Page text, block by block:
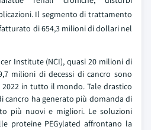
Il segmento di trattamento
di 654,3 milioni di dollari nel
Institute (NCI), quasi 20 milioni di
milioni di decessi di cancro sono
in tutto il mondo. Tale drastico
cancro ha generato più domanda di
più nuovi e migliori. Le soluzioni
proteine PEGylated affrontano la